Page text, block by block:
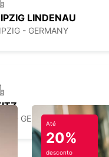
LINDENAU
- GERMANY
- GERMANY
Até
20%
desconto